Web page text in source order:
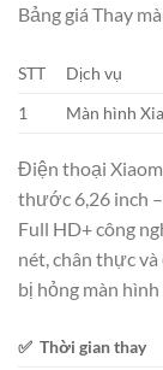
Bảng giá Thay
STT Dịch vụ
1
Màn hình
Điện thoại
thước 6,26 inch
Full HD+ công
nét, chân thực
bị hỏng màn
✅ Thời gian thay